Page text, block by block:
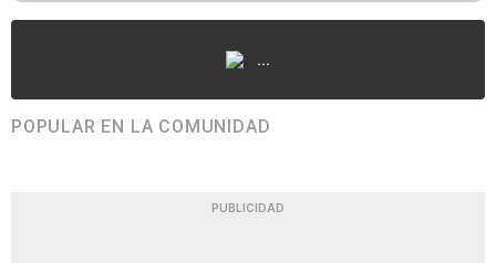
...
POPULAR EN LA COMUNIDAD
PUBLICIDAD